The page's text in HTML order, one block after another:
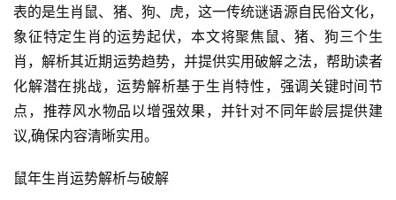
表的是生肖鼠、猪、狗、虎，这一传统谜语源自民俗文化，
象征特定生肖的运势起伏，本文将聚焦鼠、猪、狗三个生
肖，解析其近期运势趋势，并提供实用破解之法，帮助读者
化解潜在挑战，运势解析基于生肖特性，强调关键时间节
点，推荐风水物品以增强效果，并针对不同年龄层提供建
议,确保内容清晰实用。
鼠年生肖运势解析与破解